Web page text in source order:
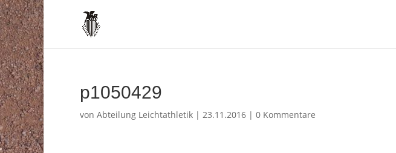
p1050429
von Abteilung Leichtathletik | 23.11.2016 | 0 Kommentare